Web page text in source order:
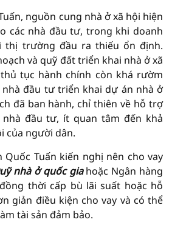
nguồn cung nhà ở xã hội hiện
các nhà đầu tư, trong khi doanh
thị trường đầu ra thiếu ổn định.
và quỹ đất triển khai nhà ở xã
tục hành chính còn khá rườm
nhà đầu tư triển khai dự án nhà ở
đã ban hành, chỉ thiên về hỗ trợ
nhà đầu tư, ít quan tâm đến khả
của người dân.
Quốc Tuấn kiến nghị nên cho vay
nhà ở quốc giahoặc Ngân hàng
thời cấp bù lãi suất hoặc hỗ
giản điều kiện cho vay và có thể
tài sản đảm bảo.